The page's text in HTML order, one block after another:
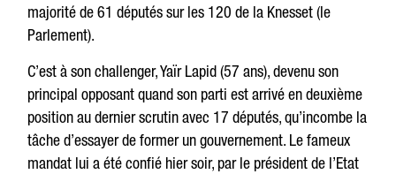
majorité de 61 députés sur les 120 de la Knesset (le
Parlement).
C’est à son challenger, Yaïr Lapid (57 ans), devenu son
principal opposant quand son parti est arrivé en deuxième
position au dernier scrutin avec 17 députés, qu’incombe la
tâche d’essayer de former un gouvernement. Le fameux
mandat lui a été confié hier soir, par le président de l’Etat